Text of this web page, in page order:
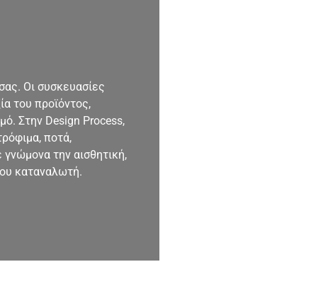
Οι συσκευασίες
του προϊόντος,
Στην Design Process,
ποτά,
γνώμονα την αισθητική,
καταναλωτή.